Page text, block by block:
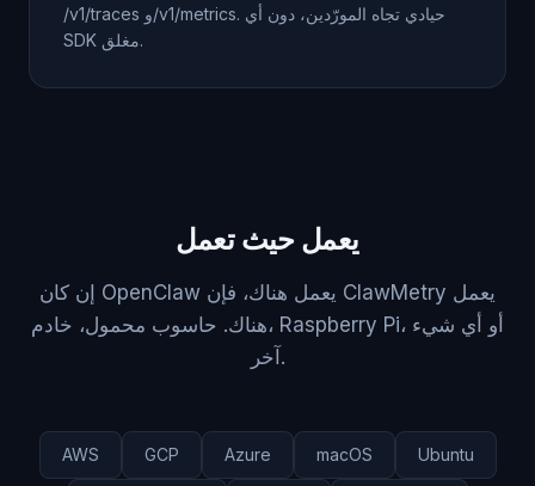
‎/v1/traces‎ و‎/v1/metrics‎. حيادي تجاه المورّدين، دون أي
SDK مغلق.
يعمل حيث تعمل
إن كان OpenClaw يعمل هناك، فإن ClawMetry يعمل
هناك. حاسوب محمول، خادم، Raspberry Pi، أو أي شيء
آخر.
AWS GCP Azure macOS Ubuntu